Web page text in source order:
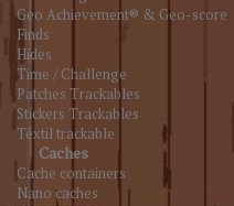
Geo Achievement® & Geo-score
Finds
Hides
Time / Challenge
Patches Trackables
Stickers Trackables
Têxtil trackable
Caches
Cache containers
Nano caches